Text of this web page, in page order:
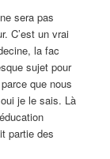
sera pas
C’est un vrai
la fac
sujet pour
que nous
je le sais. Là
partie des